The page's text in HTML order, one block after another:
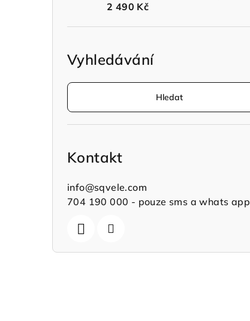
2 490 Kč
Vyhledávání
Hledat
Kontakt
info@sqvele.com
704 190 000 - pouze sms a whats app